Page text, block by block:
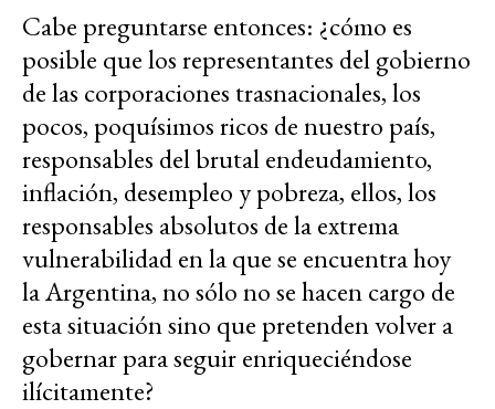
Cabe preguntarse entonces: ¿cómo es
posible que los representantes del gobierno
de las corporaciones trasnacionales, los
pocos, poquísimos ricos de nuestro país,
responsables del brutal endeudamiento,
inflación, desempleo y pobreza, ellos, los
responsables absolutos de la extrema
vulnerabilidad en la que se encuentra hoy
la Argentina, no sólo no se hacen cargo de
esta situación sino que pretenden volver a
gobernar para seguir enriqueciéndose
ilícitamente?